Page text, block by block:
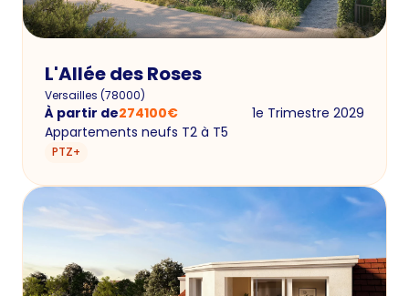
L'Allée des Roses
Versailles (78000)
À partir de274100€
1e Trimestre 2029
Appartements neufs T2 à T5
PTZ+